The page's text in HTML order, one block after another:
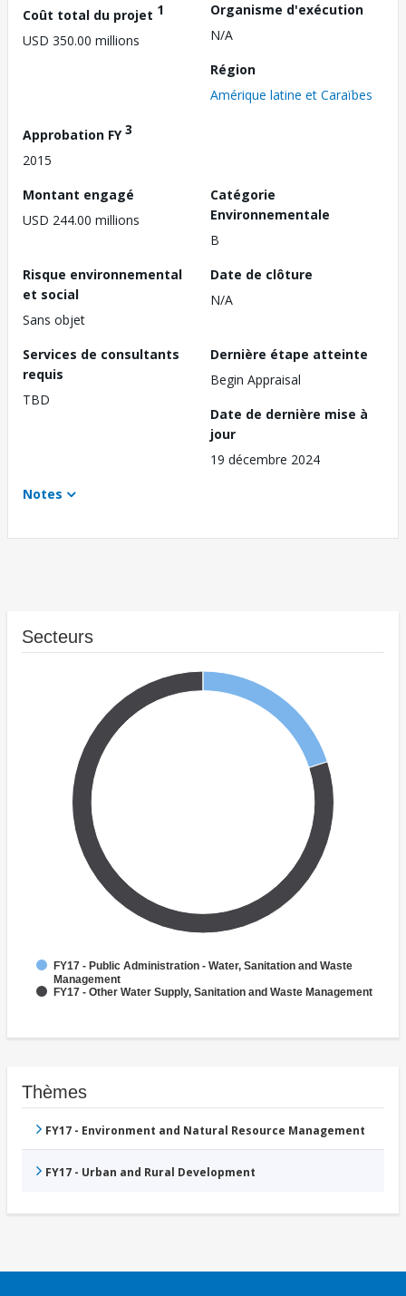
Coût total du projet 1
USD 350.00 millions
Organisme d'exécution
N/A
Région
Amérique latine et Caraïbes
Approbation FY3
2015
Montant engagé
USD 244.00 millions
Catégorie
Environnementale
B
Risque environnemental
et social
Sans objet
Date de clôture
N/A
Services de consultants
requis
TBD
Dernière étape atteinte
Begin Appraisal
Date de dernière mise à
jour
19 décembre 2024
Notes
Secteurs
FY17 - Public Administration - Water, Sanitation and Waste
Management
FY17 - Other Water Supply, Sanitation and Waste Management
Thèmes
FY17 - Environment and Natural Resource Management
FY17 - Urban and Rural Development